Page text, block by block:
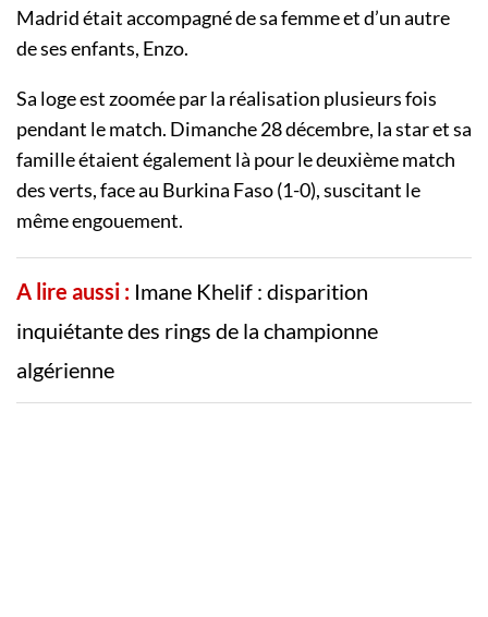
Madrid était accompagné de sa femme et d’un autre
de ses enfants, Enzo.
Sa loge est zoomée par la réalisation plusieurs fois
pendant le match. Dimanche 28 décembre, la star et sa
famille étaient également là pour le deuxième match
des verts, face au Burkina Faso (1-0), suscitant le
même engouement.
A lire aussi : Imane Khelif : disparition
inquiétante des rings de la championne
algérienne